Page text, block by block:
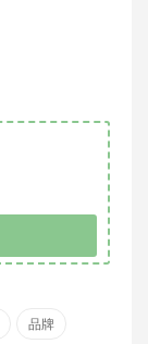
品牌